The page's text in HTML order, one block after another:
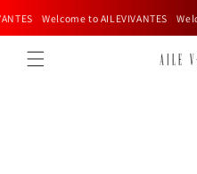
Welcome to AILEVIVANTES
Skip to
content